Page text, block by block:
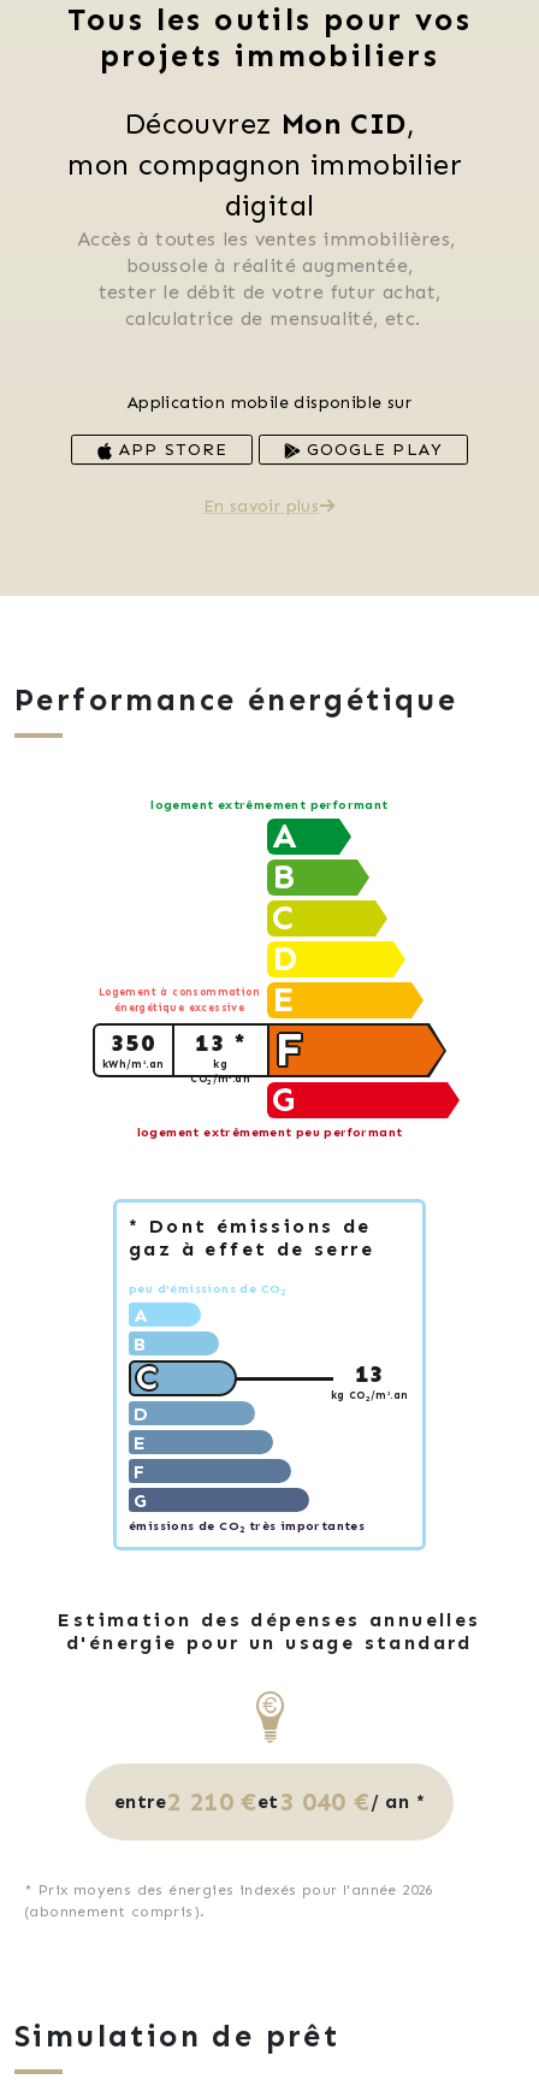
Tous les outils pour vos
projets immobiliers
Découvrez Mon CID,
mon compagnon immobilier
digital
Accès à toutes les ventes immobilières,
boussole à réalité augmentée,
tester le débit de votre futur achat,
calculatrice de mensualité, etc.
Application mobile disponible sur
APP STORE GOOGLE PLAY
En savoir plus
Performance énergétique
logement extrêmement performant
A
B
C
D
E
F
350
kWh/m².an
13 *
kg
CO2/m².an
Logement à consommation
énergétique excessive
G
logement extrêmement peu performant
* Dont émissions de
gaz à effet de serre
peu d'émissions de CO 2
A
B
C 13
kg CO2 /m².an
D
E
F
G
émissions de CO2 très importantes
Estimation des dépenses annuelles
d'énergie pour un usage standard
entre2 210 €et 3 040 € / an *
* Prix moyens des énergies indexés pour l'année 2026
(abonnement compris).
Simulation de prêt